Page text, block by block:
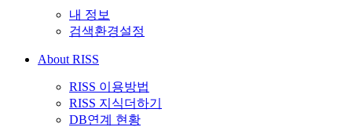
내 정보
검색환경설정
About RISS
RISS 이용방법
RISS 지식더하기
DB연계 현황